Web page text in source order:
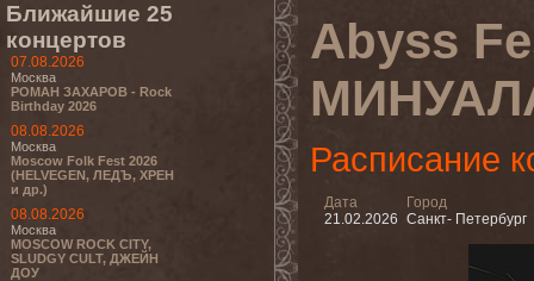
Ближайшие 25
концертов
07.08.2026
Москва
РОМАН ЗАХАРОВ - Rock
Birthday 2026
08.08.2026
Москва
Moscow Folk Fest 2026
(HELVEGEN, ЛЕДЪ, ХРЕН
и др.)
08.08.2026
Москва
MOSCOW ROCK CITY,
SLUDGY CULT, ДЖЕЙН
ДОУ
Abyss
Расписание
Дата
21.02.2026
Город
Санкт- Петербург